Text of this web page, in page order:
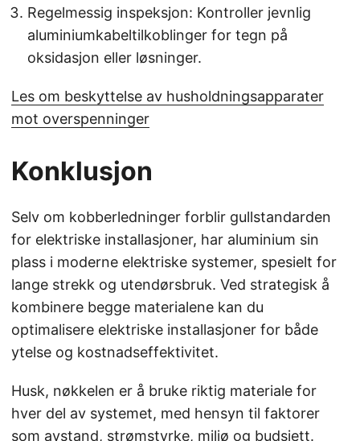
Regelmessig inspeksjon: Kontroller jevnlig
aluminiumkabeltilkoblinger for tegn på
oksidasjon eller løsninger.
Les om beskyttelse av husholdningsapparater
mot overspenninger
Konklusjon
Selv om kobberledninger forblir gullstandarden
for elektriske installasjoner, har aluminium sin
plass i moderne elektriske systemer, spesielt for
lange strekk og utendørsbruk. Ved strategisk å
kombinere begge materialene kan du
optimalisere elektriske installasjoner for både
ytelse og kostnadseffektivitet.
Husk, nøkkelen er å bruke riktig materiale for
hver del av systemet, med hensyn til faktorer
som avstand, strømstyrke, miljø og budsjett.